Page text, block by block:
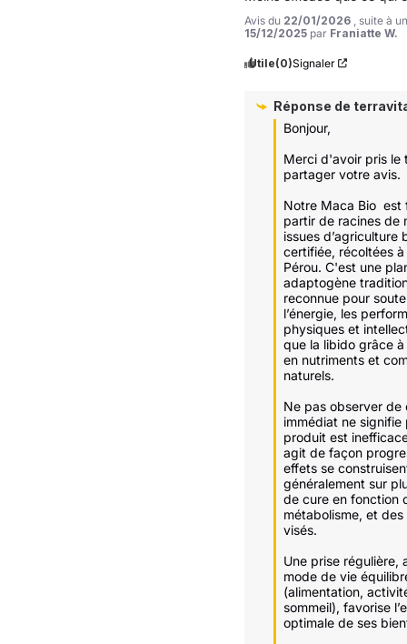
Avis du 22/01/2026
, suite à
15/12/2025 par Franiatte W.
Utile(0)Signaler
Réponse de
Bonjour,
Merci d'avoir pris le
partager votre avis.
Notre Maca Bio  est
partir de racines de
issues d’agriculture
certifiée, récoltées à
Pérou. C'est une
adaptogène
reconnue pour
l’énergie, les
physiques et
que la libido grâce à
en nutriments et
naturels.
Ne pas observer de
immédiat ne signifie
produit est
agit de façon
effets se
généralement sur
de cure en fonction
métabolisme, et
visés.
Une prise régulière,
mode de vie
(alimentation,
sommeil), favorise
optimale de ses